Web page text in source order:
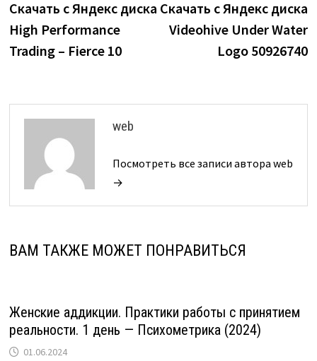
по
записям
запись:
Скачать с Яндекс диска
High Performance
Trading – Fierce 10
Скачать с Яндекс диска
Videohive Under Water
Logo 50926740
web
Посмотреть все записи автора web
→
ВАМ ТАКЖЕ МОЖЕТ ПОНРАВИТЬСЯ
Женские аддикции. Практики работы с принятием
реальности. 1 день — Психометрика (2024)
01.06.2024